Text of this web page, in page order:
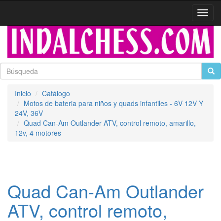
Inicio
Catálogo
Motos de bateria para niños y quads infantiles - 6V 12V Y
24V, 36V
Quad Can-Am Outlander ATV, control remoto, amarillo,
12v, 4 motores
Quad Can-Am Outlander
ATV, control remoto,